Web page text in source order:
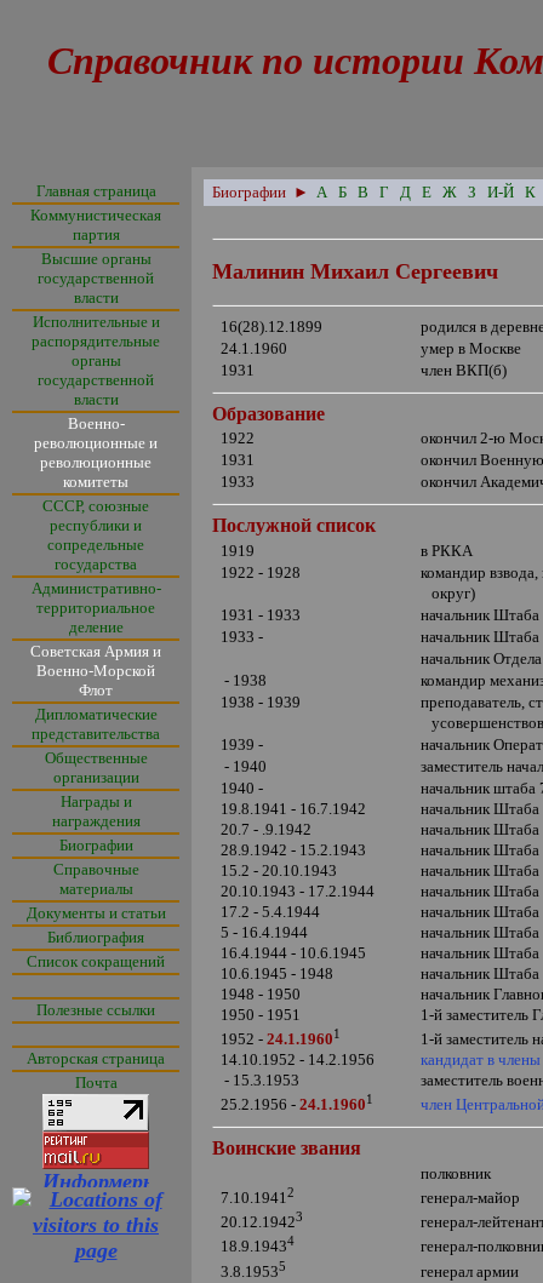
Справочник по истории
Главная страница
Коммунистическая
партия
Высшие органы
государственной
власти
Исполнительные и
распорядительные
органы
государственной
власти
Военно-
революционные и
революционные
комитеты
СССР, союзные
республики и
сопредельные
государства
Административно-
территориальное
деление
Советская Армия и
Военно-Морской
Флот
Дипломатические
представительства
Общественные
организации
Награды и
награждения
Биографии
Справочные
материалы
Документы и статьи
Библиография
Список сокращений
Полезные ссылки
Авторская страница
Почта
Биографии ► А Б В Г Д Е Ж З И-Й К
Малинин Михаил Сергеевич
16(28).12.1899
родился в
24.1.1960
умер в Москве
1931
член ВКП(б)
Образование
1922
окончил 2-ю
1931
окончил
1933
окончил
Послужной список
1919
в РККА
1922 - 1928
командир
округ)
1931 - 1933
начальник Штаба
1933 -
начальник Штаба
начальник
- 1938
командир
1938 - 1939
преподаватель,
1939 -
начальник
- 1940
заместитель
1940 -
начальник штаба
19.8.1941 - 16.7.1942
начальник Штаба
20.7 - .9.1942
начальник Штаба
28.9.1942 - 15.2.1943
начальник Штаба
15.2 - 20.10.1943
начальник Штаба
20.10.1943 - 17.2.1944
начальник Штаба
17.2 - 5.4.1944
начальник Штаба
5 - 16.4.1944
начальник Штаба
16.4.1944 - 10.6.1945
начальник Штаба
10.6.1945 - 1948
начальник Штаба
1948 - 1950
начальник
1950 - 1951
1-й заместитель
1952 -24.1.19601
1-й заместитель
14.10.1952 - 14.2.1956
кандидат в
- 15.3.1953
заместитель
25.2.1956 -24.1.19601 член
Воинские звания
полковник
7.10.19412
генерал-майор
20.12.19423
генерал-
18.9.19434
генерал-
3.8.19535 генерал армии